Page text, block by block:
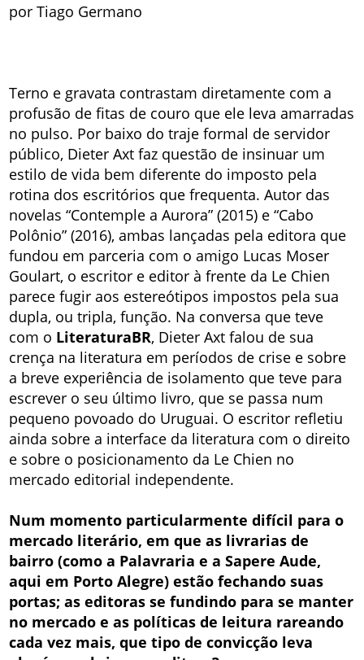
por Tiago Germano
Terno e gravata contrastam diretamente com a
profusão de fitas de couro que ele leva amarradas
no pulso. Por baixo do traje formal de servidor
público, Dieter Axt faz questão de insinuar um
estilo de vida bem diferente do imposto pela
rotina dos escritórios que frequenta. Autor das
novelas “Contemple a Aurora” (2015) e “Cabo
Polônio” (2016), ambas lançadas pela editora que
fundou em parceria com o amigo Lucas Moser
Goulart, o escritor e editor à frente da Le Chien
parece fugir aos estereótipos impostos pela sua
dupla, ou tripla, função. Na conversa que teve
com o LiteraturaBR, Dieter Axt falou de sua
crença na literatura em períodos de crise e sobre
a breve experiência de isolamento que teve para
escrever o seu último livro, que se passa num
pequeno povoado do Uruguai. O escritor refletiu
ainda sobre a interface da literatura com o direito
e sobre o posicionamento da Le Chien no
mercado editorial independente.
Num momento particularmente difícil para o
mercado literário, em que as livrarias de
bairro (como a Palavraria e a Sapere Aude,
aqui em Porto Alegre) estão fechando suas
portas; as editoras se fundindo para se manter
no mercado e as políticas de leitura rareando
cada vez mais, que tipo de convicção leva